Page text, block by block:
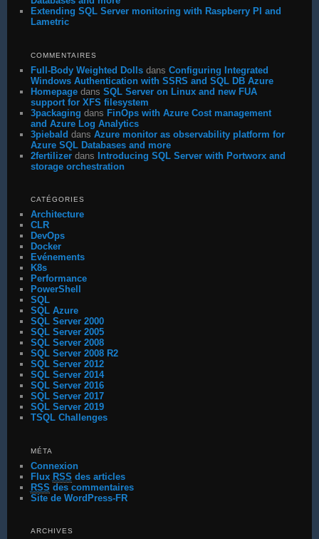
Extending SQL Server monitoring with Raspberry PI and
Lametric
COMMENTAIRES
Full-Body Weighted Dollsdans Configuring Integrated
Windows Authentication with SSRS and SQL DB Azure
Homepagedans SQL Server on Linux and new FUA
support for XFS filesystem
3packaging dans FinOps with Azure Cost management
and Azure Log Analytics
3piebald dans Azure monitor as observability platform for
Azure SQL Databases and more
2fertilizerdans
Introducing SQL Server with Portworx and
storage orchestration
CATÉGORIES
Architecture
CLR
DevOps
Docker
Evénements
K8s
Performance
PowerShell
SQL
SQL Azure
SQL Server 2000
SQL Server 2005
SQL Server 2008
SQL Server 2008 R2
SQL Server 2012
SQL Server 2014
SQL Server 2016
SQL Server 2017
SQL Server 2019
TSQL Challenges
MÉTA
Connexion
Flux RSS des articles
RSS des commentaires
Site de WordPress-FR
ARCHIVES